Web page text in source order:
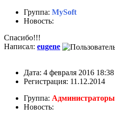
Группа: MySoft
Новость:
Спасибо!!!
Написал: eugene
Дата: 4 февраля 2016 18:38
Регистрация: 11.12.2014
Группа: Администраторы
Новость: